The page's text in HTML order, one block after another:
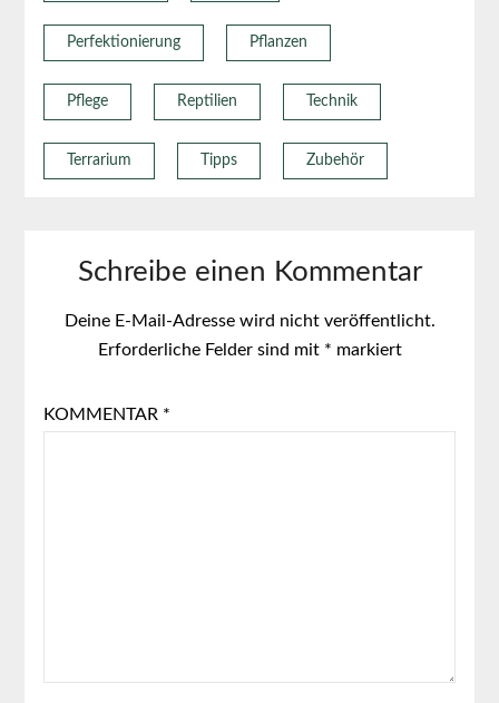
Perfektionierung Pflanzen
Pflege Reptilien Technik
Terrarium Tipps Zubehör
Schreibe einen Kommentar
Deine E-Mail-Adresse wird nicht veröffentlicht.
Erforderliche Felder sind mit * markiert
KOMMENTAR *